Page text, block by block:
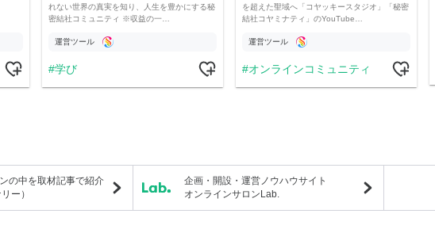
れない世界の真実を知り、人生を豊かにする秘
密結社コミュニティ ※収益の一…
運営ツール
学び
を超えた聖域へ「コヤッキースタジオ」「秘密
結社コヤミナティ」のYouTube…
運営ツール
オンラインコミュニティ
の中を取材記事で紹介
ー）
企画・開設・運営ノウハウサイト
オンラインサロンLab.